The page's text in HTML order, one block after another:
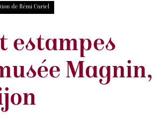
de Rémi Cariel
estampes
Magnin,